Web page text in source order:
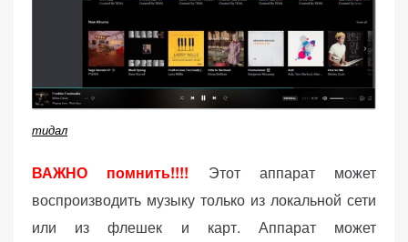
тидал
ВАЖНО помнить!!!!
Этот аппарат может
воспроизводить музыку только из локальной сети
или из флешек и карт. Аппарат может